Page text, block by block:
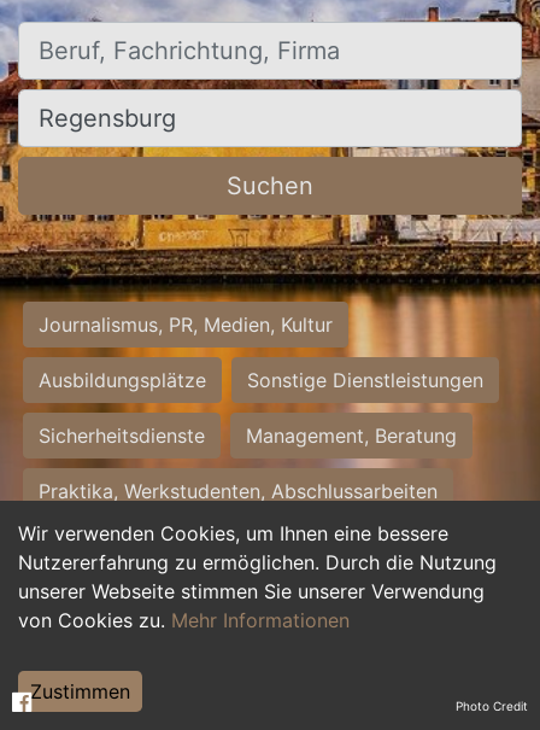
Wir verwenden Cookies, um Ihnen eine bessere
Nutzererfahrung zu ermöglichen. Durch die Nutzung
unserer Webseite stimmen Sie unserer Verwendung
von Cookies zu. Mehr Informationen
Zustimmen
Beruf, Fachrichtung, Firma
Ort, Stadt
Suchen
Journalismus, PR, Medien, Kultur
Ausbildungsplätze Sonstige Dienstleistungen
Sicherheitsdienste Management, Beratung
Praktika, Werkstudenten, Abschlussarbeiten
Personalwesen Assistenz, Sekretariat
Hilfskräfte, Aushilfs- und Nebenjobs
Weiterbildung, Studium, duale Ausbildung Photo Credit